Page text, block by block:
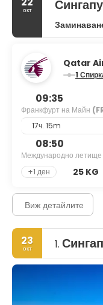
окт
Qatar
1
09:35
Франкфурт на Майн
17ч. 15m
08:50
Международно летище
+1 ден
25 KG
Виж детайлите
23
окт 1.